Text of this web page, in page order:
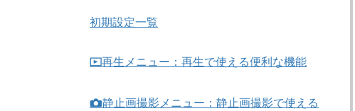
初期設定一覧
D再生メニュー：再生で使える便利な機能
C静止画撮影メニュー：静止画撮影で使える